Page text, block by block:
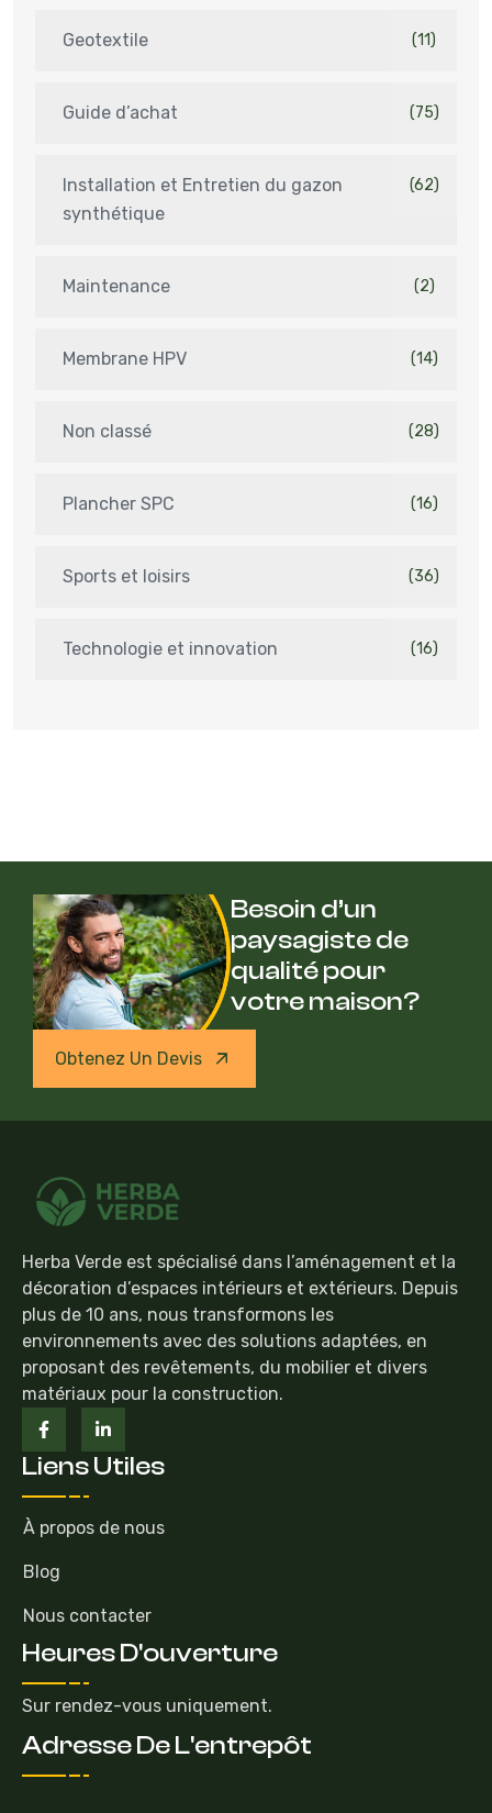
Geotextile (11)
Guide d’achat (75)
Installation et Entretien du gazon
synthétique
(62)
Maintenance (2)
Membrane HPV (14)
Non classé (28)
Plancher SPC (16)
Sports et loisirs (36)
Technologie et innovation (16)
Besoin d’un
paysagiste de
qualité pour
votre maison?
Obtenez Un Devis
Herba Verde est spécialisé dans l’aménagement et la
décoration d’espaces intérieurs et extérieurs. Depuis
plus de 10 ans, nous transformons les
environnements avec des solutions adaptées, en
proposant des revêtements, du mobilier et divers
matériaux pour la construction.
Liens Utiles
À propos de nous
Blog
Nous contacter
Heures D'ouverture
Sur rendez-vous uniquement.
Adresse De L'entrepôt